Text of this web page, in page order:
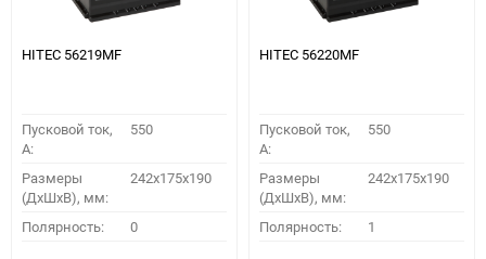
HITEC 56219MF
Пусковой ток,
A:
550
Размеры
(ДхШхВ), мм:
242x175x190
Полярность: 0
HITEC 56220MF
Пусковой ток,
A:
550
Размеры
(ДхШхВ), мм:
242x175x190
Полярность: 1